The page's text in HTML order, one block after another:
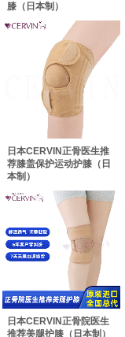
膝（日本制）
日本CERVIN正骨医生推
荐膝盖保护运动护膝（日
本制）
日本CERVIN正骨院医生
推荐美腿护膝（日本制）